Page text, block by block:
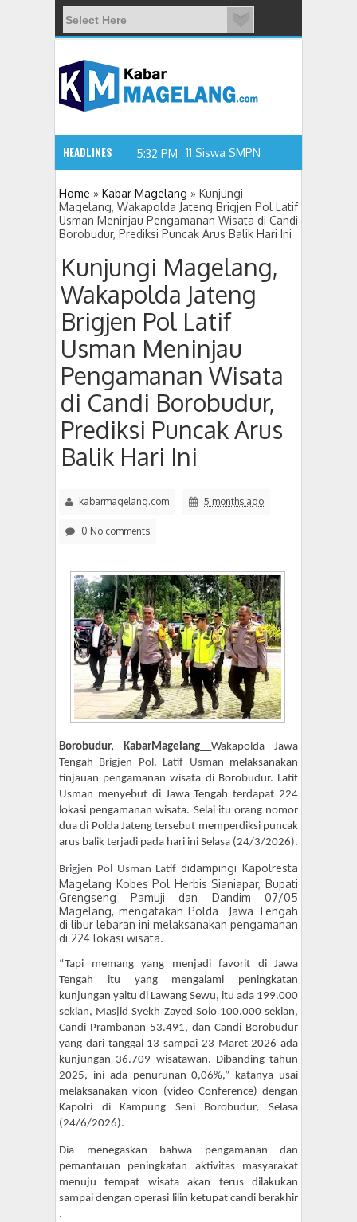
HEADLINES
5:32 PM 11 Siswa SMPN 3 Candimulyo Didu
Home » Kabar Magelang » Kunjungi
Magelang, Wakapolda Jateng Brigjen Pol Latif
Usman Meninjau Pengamanan Wisata di Candi
Borobudur, Prediksi Puncak Arus Balik Hari Ini
Kunjungi Magelang,
Wakapolda Jateng
Brigjen Pol Latif
Usman Meninjau
Pengamanan Wisata
di Candi Borobudur,
Prediksi Puncak Arus
Balik Hari Ini
kabarmagelang.com 5 months ago
0 No comments
Borobudur, KabarMagelang __Wakapolda Jawa
Tengah Brigjen Pol. Latif Usman melaksanakan
tinjauan pengamanan wisata di Borobudur. Latif
Usman menyebut di Jawa Tengah terdapat 224
lokasi pengamanan wisata. Selai itu orang nomor
dua di Polda Jateng tersebut memperdiksi puncak
arus balik terjadi pada hari ini Selasa (24/3/2026).
Brigjen Pol Usman Latifdidampingi Kapolresta
Magelang Kobes Pol Herbis Sianiapar, Bupati
Grengseng Pamuji dan Dandim 07/05
Magelang, mengatakan Polda
Jawa Tengah
di libur lebaran ini melaksanakan pengamanan
di 224 lokasi wisata.
“Tapi memang yang menjadi favorit di Jawa
Tengah itu yang mengalami peningkatan
kunjungan yaitu di Lawang Sewu, itu ada 199.000
sekian, Masjid Syekh Zayed Solo 100.000 sekian,
Candi Prambanan 53.491, dan Candi Borobudur
yang dari tanggal 13 sampai 23 Maret 2026 ada
kunjungan 36.709 wisatawan. Dibanding tahun
2025, ini ada penurunan 0,06%,” katanya usai
melaksanakan vicon (video Conference) dengan
Kapolri di Kampung Seni Borobudur, Selasa
(24/6/2026).
Dia menegaskan bahwa pengamanan dan
pemantauan peningkatan aktivitas masyarakat
menuju tempat wisata akan terus dilakukan
sampai dengan operasi lilin ketupat candi berakhir
.